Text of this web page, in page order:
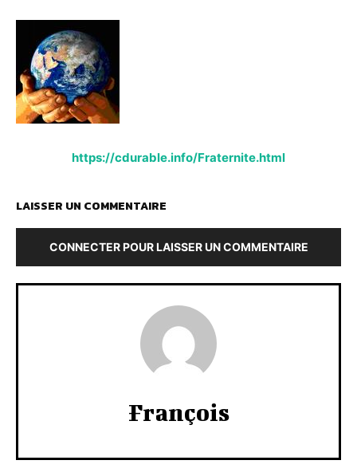
https://cdurable.info/Fraternite.html
LAISSER UN COMMENTAIRE
CONNECTER POUR LAISSER UN COMMENTAIRE
François